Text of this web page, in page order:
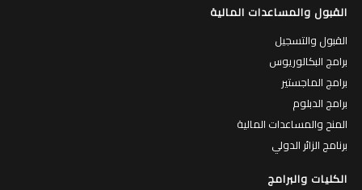
القبول والمساعدات المالية
القبول والتسجيل
برامج البكالوريوس
برامج الماجستير
برامج الدبلوم
المنح والمساعدات المالية
برنامج الزائر الدولي
الكليات والبرامج